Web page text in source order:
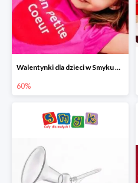
Walentynki dla dzieci w Smyku do -60%
60%